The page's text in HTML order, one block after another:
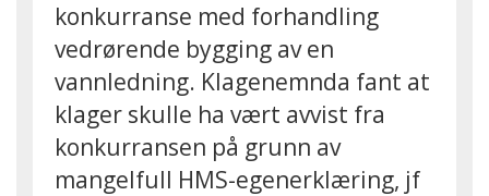
konkurranse med forhandling
vedrørende bygging av en
vannledning. Klagenemnda fant at
klager skulle ha vært avvist fra
konkurransen på grunn av
mangelfull HMS-egenerklæring, jf